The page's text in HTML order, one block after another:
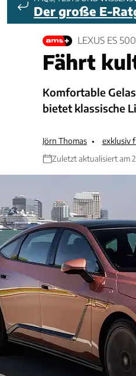
Der große E-
LEXUS ES
Fährt
Komfortable
bietet klassische
Jörn Thomas
exklusiv
Zuletzt aktualisiert am